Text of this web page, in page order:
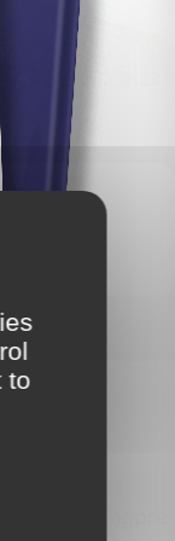
vendu
Data longpré
to